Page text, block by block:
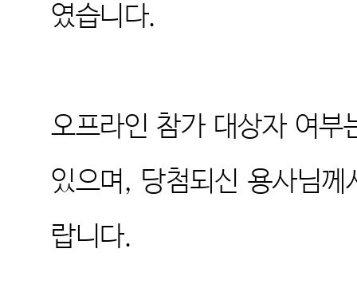
였습니다.
오프라인 참가 대상자 여부
있으며, 당첨되신 용사님
랍니다.